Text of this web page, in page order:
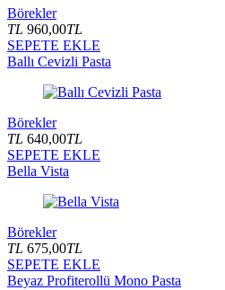
Börekler
TL 960,00TL
SEPETE EKLE
Ballı Cevizli Pasta
Börekler
TL 640,00TL
SEPETE EKLE
Bella Vista
Börekler
TL 675,00TL
SEPETE EKLE
Beyaz Profiterollü Mono Pasta